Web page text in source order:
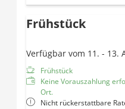
Frühstück
Verfügbar vom 11. - 13.
Frühstück
Keine Vorauszahlung
Ort.
Nicht rückerstattbare